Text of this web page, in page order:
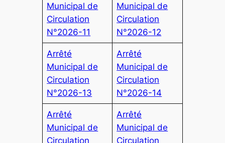
Municipal de
Circulation
N°2026-11
Municipal de
Circulation
N°2026-12
Arrêté
Municipal de
Circulation
N°2026-13
Arrêté
Municipal de
Circulation
N°2026-14
Arrêté
Municipal de
Circulation
Arrêté
Municipal de
Circulation